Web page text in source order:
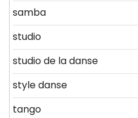
samba
studio
studio de la danse
style danse
tango